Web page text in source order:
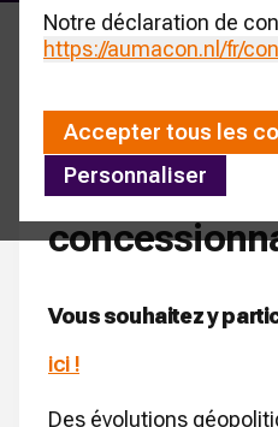
Notre déclaration de
https://aumacon.nl /fr/
Accepter tous les
Personnaliser
meilleurs
Vous souhaitez y
ici !
Des évolutions